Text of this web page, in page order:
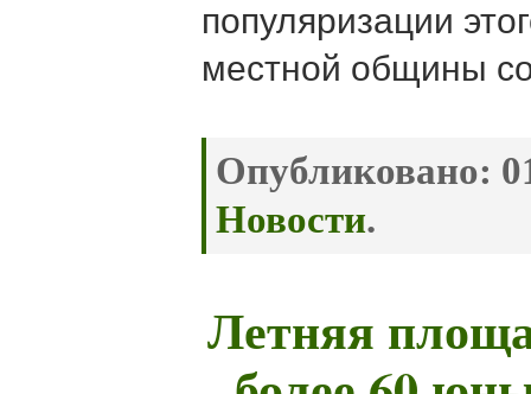
популяризации
местной общины
Опубликовано:
Новости.
Летняя